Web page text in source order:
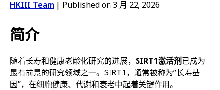
授权代理
HKIII Team | Published on 3 月 22, 2026
简介
随着长寿和健康老龄化研究的进展， SIRT1激活剂已成为
最有前景的研究领域之一。SIRT1，通常被称为”长寿基
因”，在细胞健康、代谢和衰老中起着关键作用。